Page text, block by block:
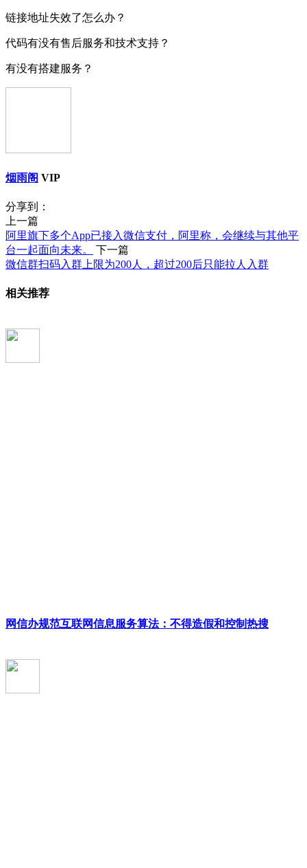
链接地址失效了怎么办？
代码有没有售后服务和技术支持？
有没有搭建服务？
烟雨阁 VIP
分享到：
上一篇
阿里旗下多个App已接入微信支付，阿里称，会继续与其他平
台一起面向未来。
下一篇
微信群扫码入群上限为200人，超过200后只能拉人入群
相关推荐
网信办规范互联网信息服务算法：不得造假和控制热搜